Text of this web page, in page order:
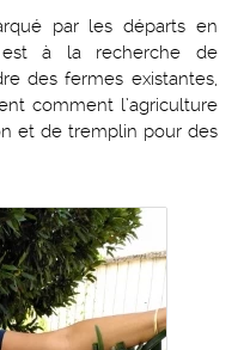
par les départs en
est à la recherche de
des fermes existantes,
comment l’agriculture
et de tremplin pour des